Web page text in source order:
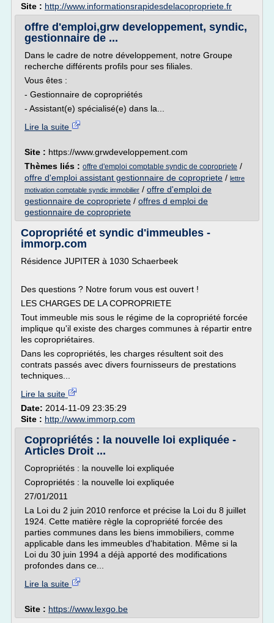
Site : http://www.informationsrapidesdelacopropriete.fr
offre d'emploi,grw developpement, syndic,
gestionnaire de ...
Dans le cadre de notre développement, notre Groupe
recherche différents profils pour ses filiales.
Vous êtes :
- Gestionnaire de copropriétés
- Assistant(e) spécialisé(e) dans la...
Lire la suite
Site : https://www.grwdeveloppement.com
Thèmes liés : offre d'emploi comptable syndic de copropriete /
offre d'emploi assistant gestionnaire de copropriete / lettre
motivation comptable syndic immobilier / offre d'emploi de
gestionnaire de copropriete / offres d emploi de
gestionnaire de copropriete
Copropriété et syndic d'immeubles -
immorp.com
Résidence JUPITER à 1030 Schaerbeek
Des questions ? Notre forum vous est ouvert !
LES CHARGES DE LA COPROPRIETE
Tout immeuble mis sous le régime de la copropriété forcée
implique qu'il existe des charges communes à répartir entre
les copropriétaires.
Dans les copropriétés, les charges résultent soit des
contrats passés avec divers fournisseurs de prestations
techniques...
Lire la suite
Date: 2014-11-09 23:35:29
Site : http://www.immorp.com
Copropriétés : la nouvelle loi expliquée -
Articles Droit ...
Copropriétés : la nouvelle loi expliquée
Copropriétés : la nouvelle loi expliquée
27/01/2011
La Loi du 2 juin 2010 renforce et précise la Loi du 8 juillet
1924. Cette matière règle la copropriété forcée des
parties communes dans les biens immobiliers, comme
applicable dans les immeubles d'habitation. Même si la
Loi du 30 juin 1994 a déjà apporté des modifications
profondes dans ce...
Lire la suite
Site : https://www.lexgo.be